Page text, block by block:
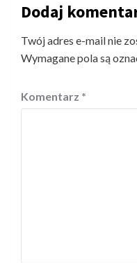
Dodaj
Twój adres e-mail nie
Wymagane pola są
Komentarz *